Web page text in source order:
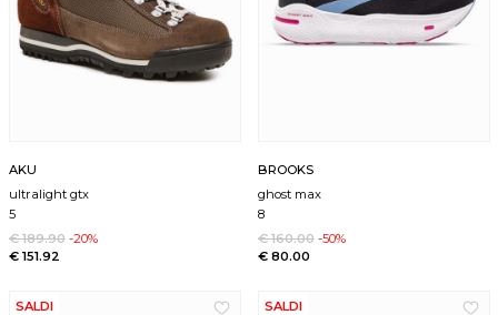
AKU
ultralight gtx
5
€ 189.90 -20%
€ 151.92
BROOKS
ghost max
8
€ 160.00 -50%
€ 80.00
SALDI SALDI